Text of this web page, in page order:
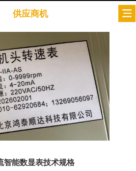
供应商机
智能数显表技术规格